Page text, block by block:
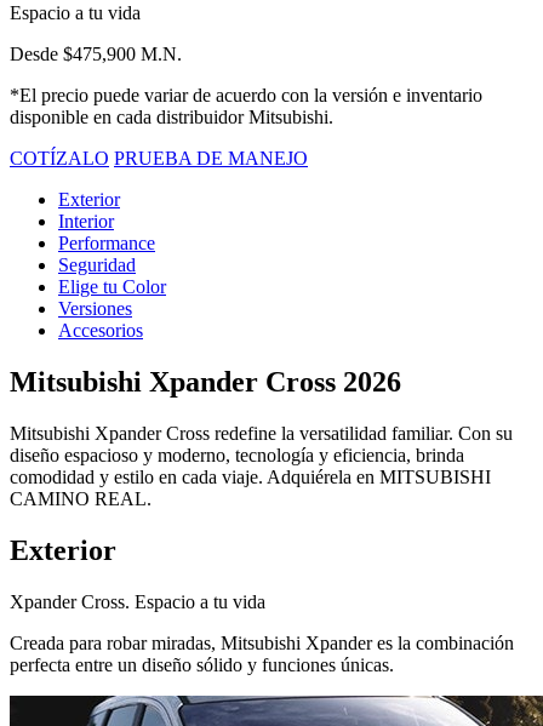
Espacio a tu vida
Desde $475,900 M.N.
*El precio puede variar de acuerdo con la versión e inventario
disponible en cada distribuidor Mitsubishi.
COTÍZALO PRUEBA DE MANEJO
Exterior
Interior
Performance
Seguridad
Elige tu Color
Versiones
Accesorios
Mitsubishi Xpander Cross 2026
Mitsubishi Xpander Cross redefine la versatilidad familiar. Con su
diseño espacioso y moderno, tecnología y eficiencia, brinda
comodidad y estilo en cada viaje. Adquiérela en MITSUBISHI
CAMINO REAL.
Exterior
Xpander Cross. Espacio a tu vida
Creada para robar miradas, Mitsubishi Xpander es la combinación
perfecta entre un diseño sólido y funciones únicas.